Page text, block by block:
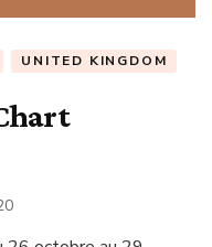
UNITED KINGDOM